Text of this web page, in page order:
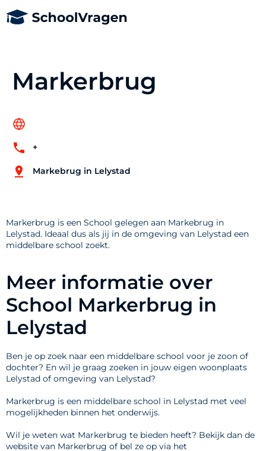
Markerbrug
+
Markebrug in Lelystad
Markerbrug is een School gelegen aan Markebrug in
Lelystad. Ideaal dus als jij in de omgeving van Lelystad een
middelbare school zoekt.
Meer informatie over
School Markerbrug in
Lelystad
Ben je op zoek naar een middelbare school voor je zoon of
dochter? En wil je graag zoeken in jouw eigen woonplaats
Lelystad of omgeving van Lelystad?
Markerbrug is een middelbare school in Lelystad met veel
mogelijkheden binnen het onderwijs.
Wil je weten wat Markerbrug te bieden heeft? Bekijk dan de
website van Markerbrug of bel ze op via het